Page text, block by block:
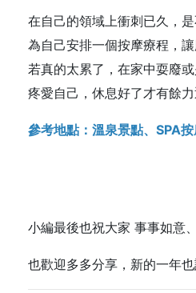
在自己的領域上衝刺已久，
為自己安排一個按摩療程，
若真的太累了，在家中耍廢
疼愛自己，休息好了才有餘
參考地點：溫泉景點、SPA
小編最後也祝大家 事事如意
也歡迎多多分享，新的一年